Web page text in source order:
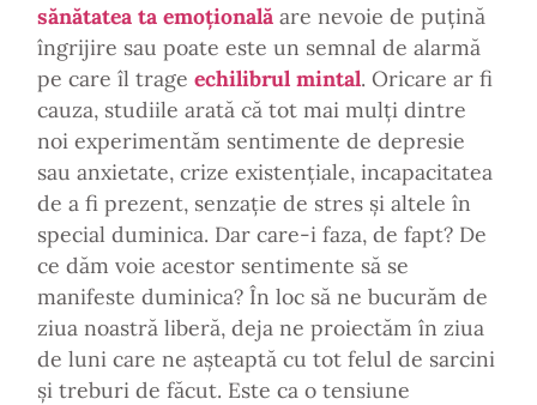
sănătatea ta emoțională are nevoie de puțină
îngrijire sau poate este un semnal de alarmă
pe care îl trageechilibrul mintal. Oricare ar fi
cauza, studiile arată că tot mai mulți dintre
noi experimentăm sentimente de depresie
sau anxietate, crize existențiale, incapacitatea
de a fi prezent, senzație de stres și altele în
special duminica. Dar care-i faza, de fapt? De
ce dăm voie acestor sentimente să se
manifeste duminica? În loc să ne bucurăm de
ziua noastră liberă, deja ne proiectăm în ziua
de luni care ne așteaptă cu tot felul de sarcini
și treburi de făcut. Este ca o tensiune